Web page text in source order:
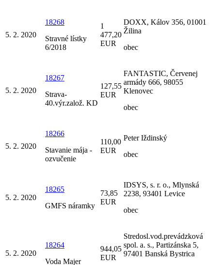
5. 2. 2020
18268
Stravné lístky
6/2018
1
477,20
EUR
DOXX, Kálov 356, 01001
Žilina
obec
5. 2. 2020
18267
Strava-
40.výr.založ. KD
127,55
EUR
FANTASTIC, Červenej
armády 666, 98055
Klenovec
obec
5. 2. 2020
18266
Stavanie mája -
ozvučenie
110,00
EUR
Peter Iždinský
obec
5. 2. 2020
18265
GMFS náramky
73,85
EUR
IDSYS, s. r. o., Mlynská
2238, 93401 Levice
obec
5. 2. 2020
18264
Voda Majer
944,05
EUR
Stredosl.vod.prevádzková
spol. a. s., Partizánska 5,
97401 Banská Bystrica